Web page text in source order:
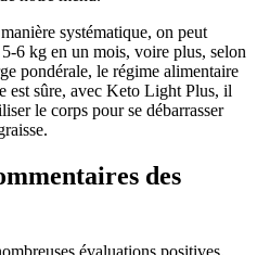
systématique, on peut
6 kg en un mois, voire plus, selon
pondérale, le régime alimentaire
est sûre, avec Keto Light Plus, il
le corps pour se débarrasser
des
évaluations positives.